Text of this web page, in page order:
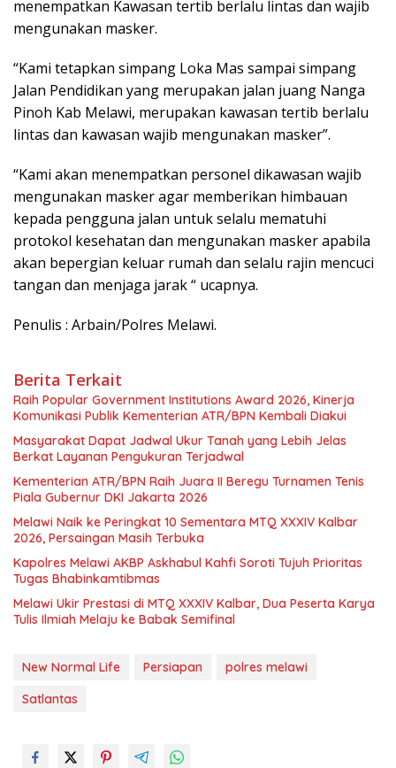
menempatkan Kawasan tertib berlalu lintas dan wajib
mengunakan masker.
“Kami tetapkan simpang Loka Mas sampai simpang
Jalan Pendidikan yang merupakan jalan juang Nanga
Pinoh Kab Melawi, merupakan kawasan tertib berlalu
lintas dan kawasan wajib mengunakan masker”.
“Kami akan menempatkan personel dikawasan wajib
mengunakan masker agar memberikan himbauan
kepada pengguna jalan untuk selalu mematuhi
protokol kesehatan dan mengunakan masker apabila
akan bepergian keluar rumah dan selalu rajin mencuci
tangan dan menjaga jarak “ ucapnya.
Penulis : Arbain/Polres Melawi.
Berita Terkait
Raih Popular Government Institutions Award 2026, Kinerja
Komunikasi Publik Kementerian ATR/BPN Kembali Diakui
Masyarakat Dapat Jadwal Ukur Tanah yang Lebih Jelas
Berkat Layanan Pengukuran Terjadwal
Kementerian ATR/BPN Raih Juara II Beregu Turnamen Tenis
Piala Gubernur DKI Jakarta 2026
Melawi Naik ke Peringkat 10 Sementara MTQ XXXIV Kalbar
2026, Persaingan Masih Terbuka
Kapolres Melawi AKBP Askhabul Kahfi Soroti Tujuh Prioritas
Tugas Bhabinkamtibmas
Melawi Ukir Prestasi di MTQ XXXIV Kalbar, Dua Peserta Karya
Tulis Ilmiah Melaju ke Babak Semifinal
New Normal Life Persiapan
polres melawi
Satlantas